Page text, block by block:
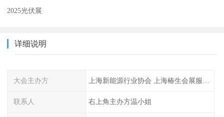
2025光伏展
详细说明
大会主办方
联系人 右上角主办方温小姐